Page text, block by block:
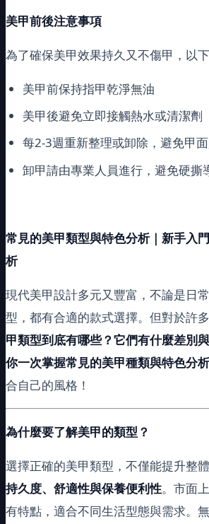
美甲前後注意事項
為了確保美甲效果持久又不傷甲，以
美甲前保持指甲乾淨無油
美甲後避免立即接觸熱水或清潔劑
每2-3週重新整理或卸除，避免甲
卸甲請由專業人員進行，避免硬撕
常見的美甲類型與特色分析｜新手入
析
現代美甲設計多元又豐富，不論是日
型，都有合適的款式選擇。但對於許
甲類型到底有哪些？它們有什麼差別
你一次掌握常見的美甲種類與特色分析
合自己的風格！
為什麼要了解美甲的類型？
選擇正確的美甲類型，不僅能提升整
持久度、舒適性與保養便利性。市面
有特點，適合不同生活型態與需求。